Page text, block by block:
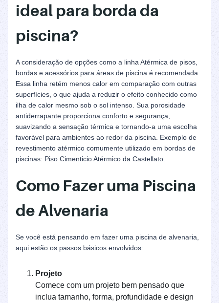
ideal para borda da
piscina?
A consideração de opções como a linha Atérmica de pisos,
bordas e acessórios para áreas de piscina é recomendada.
Essa linha retém menos calor em comparação com outras
superfícies, o que ajuda a reduzir o efeito conhecido como
ilha de calor mesmo sob o sol intenso. Sua porosidade
antiderrapante proporciona conforto e segurança,
suavizando a sensação térmica e tornando-a uma escolha
favorável para ambientes ao redor da piscina. Exemplo de
revestimento atérmico comumente utilizado em bordas de
piscinas: Piso Cimenticio Atérmico da Castellato.
Como Fazer uma Piscina
de Alvenaria
Se você está pensando em fazer uma piscina de alvenaria,
aqui estão os passos básicos envolvidos:
Projeto
Comece com um projeto bem pensado que
inclua tamanho, forma, profundidade e design